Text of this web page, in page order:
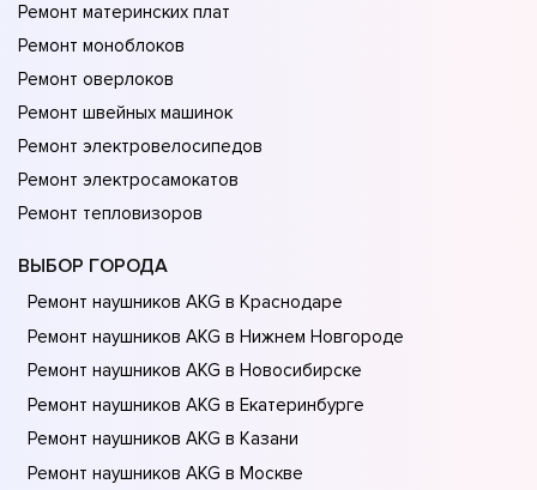
Ремонт материнских плат
Ремонт моноблоков
Ремонт оверлоков
Ремонт швейных машинок
Ремонт электровелосипедов
Ремонт электросамокатов
Ремонт тепловизоров
ВЫБОР ГОРОДА
Ремонт наушников AKG в Краснодаре
Ремонт наушников AKG в Нижнем Новгороде
Ремонт наушников AKG в Новосибирске
Ремонт наушников AKG в Екатеринбурге
Ремонт наушников AKG в Казани
Ремонт наушников AKG в Москве